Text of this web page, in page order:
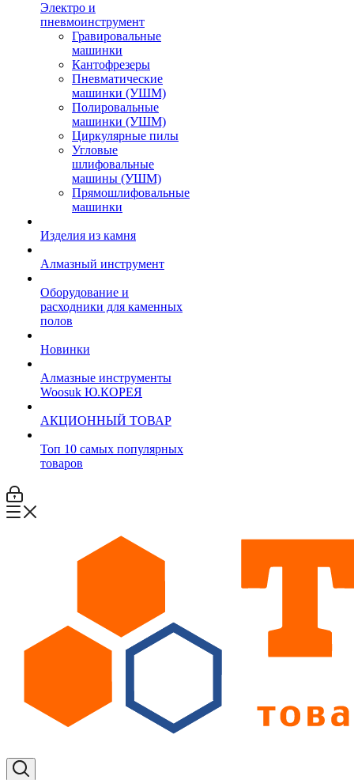
Электро и
пневмоинструмент
Гравировальные
машинки
Кантофрезеры
Пневматические
машинки (УШМ)
Полировальные
машинки (УШМ)
Циркулярные пилы
Угловые
шлифовальные
машины (УШМ)
Прямошлифовальные
машинки
Изделия из камня
Алмазный инструмент
Оборудование и
расходники для каменных
полов
Новинки
Алмазные инструменты
Woosuk Ю.КОРЕЯ
АКЦИОННЫЙ ТОВАР
Топ 10 самых популярных
товаров